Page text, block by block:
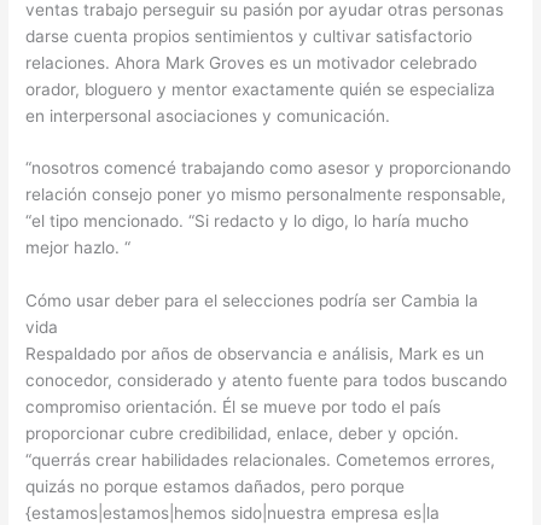
ventas trabajo perseguir su pasión por ayudar otras personas
darse cuenta propios sentimientos y cultivar satisfactorio
relaciones. Ahora Mark Groves es un motivador celebrado
orador, bloguero y mentor exactamente quién se especializa
en interpersonal asociaciones y comunicación.
“nosotros comencé trabajando como asesor y proporcionando
relación consejo poner yo mismo personalmente responsable,
“el tipo mencionado. “Si redacto y lo digo, lo haría mucho
mejor hazlo. “
Cómo usar deber para el selecciones podría ser Cambia la
vida
Respaldado por años de observancia e análisis, Mark es un
conocedor, considerado y atento fuente para todos buscando
compromiso orientación. Él se mueve por todo el país
proporcionar cubre credibilidad, enlace, deber y opción.
“querrás crear habilidades relacionales. Cometemos errores,
quizás no porque estamos dañados, pero porque
{estamos|estamos|hemos sido|nuestra empresa es|la